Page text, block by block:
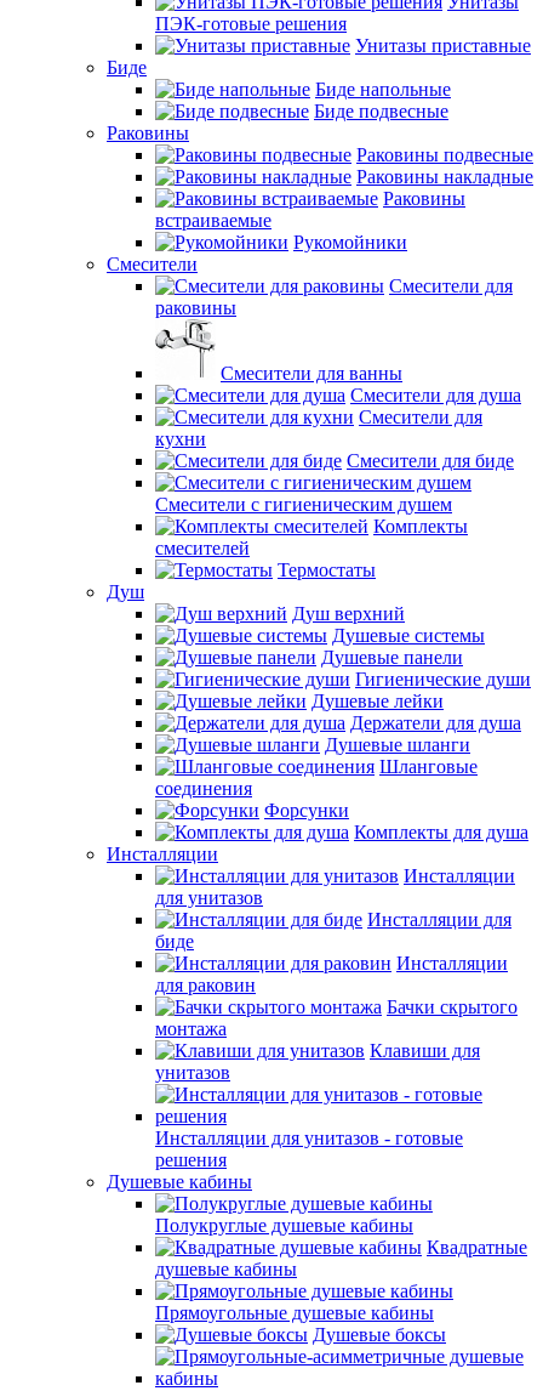
ПЭК-готовые решения
Унитазы приставные
Биде
Биде напольные
Биде подвесные
Раковины
Раковины подвесные
Раковины накладные
Раковины
встраиваемые
Рукомойники
Смесители
Смесители для
раковины
Смесители для ванны
Смесители для душа
Смесители для
кухни
Смесители для биде
Смесители с гигиеническим душем
Комплекты
смесителей
Термостаты
Душ
Душ верхний
Душевые системы
Душевые панели
Гигиенические души
Душевые лейки
Держатели для душа
Душевые шланги
Шланговые
соединения
Форсунки
Комплекты для душа
Инсталляции
Инсталляции
для унитазов
Инсталляции для
биде
Инсталляции
для раковин
Бачки скрытого
монтажа
Клавиши для
унитазов
Инсталляции для унитазов - готовые
решения
Душевые кабины
Полукруглые душевые кабины
Квадратные
душевые кабины
Прямоугольные душевые кабины
Душевые боксы